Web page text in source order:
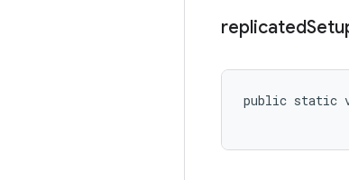
replicated
public static